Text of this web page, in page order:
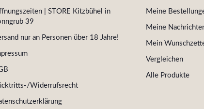
| STORE Kitzbühel in
39
nur an Personen über 18 Jahre!
Widerrufsrecht
Meine
Meine
Mein
Vergleichen
Alle Produkte